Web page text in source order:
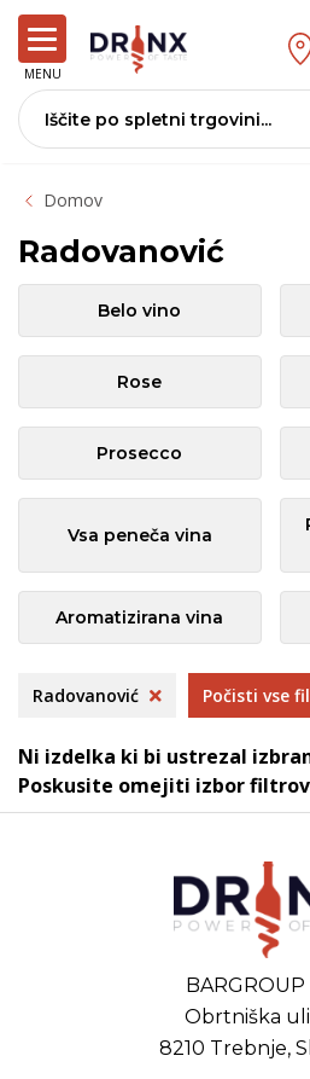
MENU
Domov
Radovanović
Belo vino
Rose
Prosecco
Vsa peneča vina
Aromatizirana vina
Radovanović Počisti vse
Ni izdelka ki bi ustrezal
Poskusite omejiti izbor
BARGROUP
Obrtniška
8210 Trebnje,